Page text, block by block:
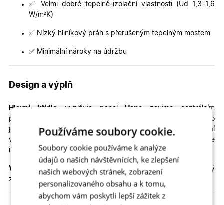
✅ Velmi dobré tepelně-izolační vlastnosti (Ud 1,3–1,6
W/m²K)
✅ Nízký hliníkový práh s přerušeným tepelným mostem
✅ Minimální nároky na údržbu
Design a výplň
Hlavní křídlo vyplňuje panelHana zaujme centrálním
prosklením umístěným ve středu dveří. Prosklení je řešeno jako
jeden obdélníkový prvek, který podtrhuje čistý a moderní
vzhled. Izolační dvojsklo Crepi 32 mm přirozeně prosvětluje
interiér a zároveň zachovává dostatek soukromí.
Vedlejší křídlo vyplňuje plný izolační panel 32 mm, který
zajišťuje vyvážený a elegantní vzhled celé sestavy.
Používáme soubory cookie.
Soubory cookie používáme k analýze
údajů o našich návštěvnících, ke zlepšení
našich webových stránek, zobrazení
personalizovaného obsahu a k tomu,
abychom vám poskytli lepší zážitek z